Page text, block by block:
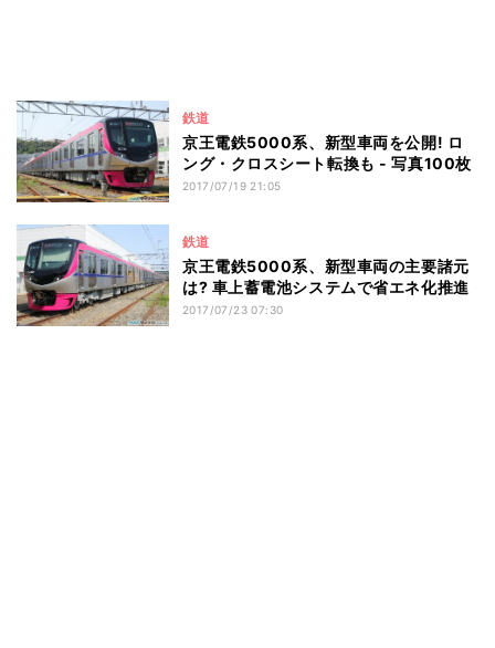
鉄道
京王電鉄5000系、新型車両を公開! ロ
ング・クロスシート転換も - 写真100枚
2017/07/19 21:05
鉄道
京王電鉄5000系、新型車両の主要諸元
は? 車上蓄電池システムで省エネ化推進
2017/07/23 07:30